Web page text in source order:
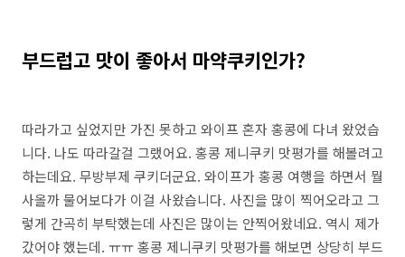
부드럽고 맛이 좋아서 마약쿠키인가?
따라가고 싶었지만 가진 못하고 와이프 혼자 홍콩에 다녀 왔었습
니다. 나도 따라갈걸 그랬어요. 홍콩 제니쿠키 맛평가를 해볼려고
하는데요. 무방부제 쿠키더군요. 와이프가 홍콩 여행을 하면서 뭘
사올까 물어보다가 이걸 사왔습니다. 사진을 많이 찍어오라고 그
렇게 간곡히 부탁했는데 사진은 많이는 안찍어왔네요. 역시 제가
갔어야 했는데. ㅠㅠ 홍콩 제니쿠키 맛평가를 해보면 상당히 부드